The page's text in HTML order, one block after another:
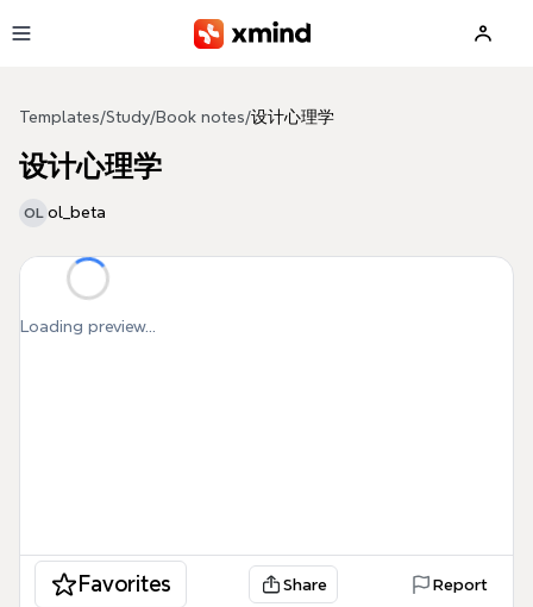
Templates/Study/Book notes/设计心理学
设计心理学
OL ol_beta
Loading preview...
Favorites Share Report